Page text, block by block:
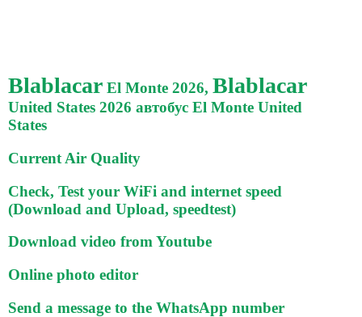
Blablacar El Monte 2026, Blablacar
United States 2026 автобус El Monte United
States
Current Air Quality
Check, Test your WiFi and internet speed
(Download and Upload, speedtest)
Download video from Youtube
Online photo editor
Send a message to the WhatsApp number